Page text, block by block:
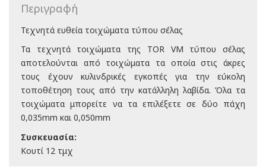
Περιγραφή
Τεχνητά ευθεία τοιχώματα τύπου σέλας
Τα τεχνητά τοιχώματα της TOR VM τύπου σέλας
αποτελούνται από τοιχώματα τα οποία στις άκρες
τους έχουν κυλινδρικές εγκοπές για την εύκολη
τοποθέτηση τους από την κατάλληλη λαβίδα. Όλα τα
τοιχώματα μπορείτε να τα επιλέξετε σε δύο πάχη
0,035mm και 0,050mm
Συσκευασία:
Κουτί 12 τμχ